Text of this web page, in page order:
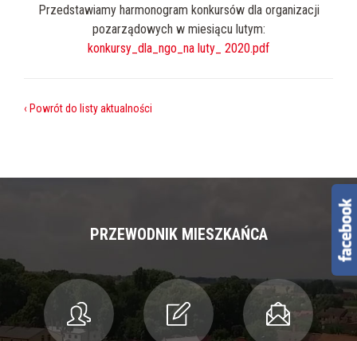
Przedstawiamy harmonogram konkursów dla organizacji
pozarządowych w miesiącu lutym:
konkursy_dla_ngo_na luty_ 2020.pdf
‹ Powrót do listy aktualności
PRZEWODNIK MIESZKAŃCA